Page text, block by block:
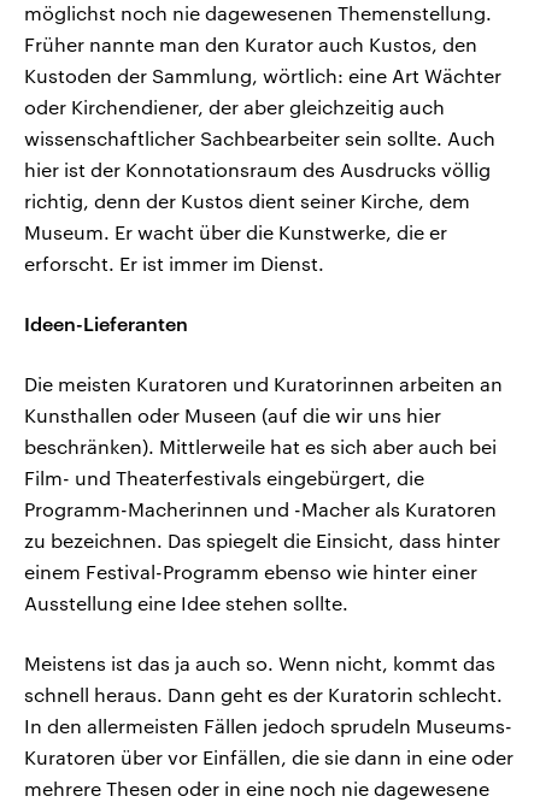
möglichst noch nie dagewesenen Themenstellung.
Früher nannte man den Kurator auch Kustos, den
Kustoden der Sammlung, wörtlich: eine Art Wächter
oder Kirchendiener, der aber gleichzeitig auch
wissenschaftlicher Sachbearbeiter sein sollte. Auch
hier ist der Konnotationsraum des Ausdrucks völlig
richtig, denn der Kustos dient seiner Kirche, dem
Museum. Er wacht über die Kunstwerke, die er
erforscht. Er ist immer im Dienst.
Ideen-Lieferanten
Die meisten Kuratoren und Kuratorinnen arbeiten an
Kunsthallen oder Museen (auf die wir uns hier
beschränken). Mittlerweile hat es sich aber auch bei
Film- und Theaterfestivals eingebürgert, die
Programm-Macherinnen und -Macher als Kuratoren
zu bezeichnen. Das spiegelt die Einsicht, dass hinter
einem Festival-Programm ebenso wie hinter einer
Ausstellung eine Idee stehen sollte.
Meistens ist das ja auch so. Wenn nicht, kommt das
schnell heraus. Dann geht es der Kuratorin schlecht.
In den allermeisten Fällen jedoch sprudeln Museums-
Kuratoren über vor Einfällen, die sie dann in eine oder
mehrere Thesen oder in eine noch nie dagewesene